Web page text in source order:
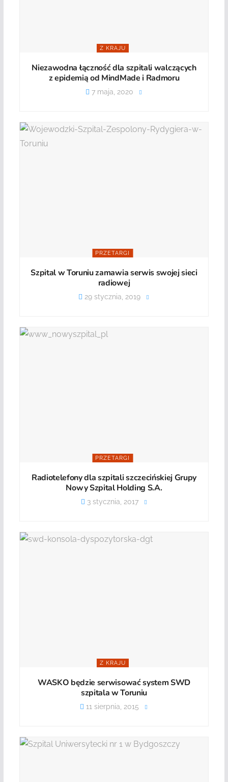
Z KRAJU
Niezawodna łączność dla szpitali walczących
z epidemią od MindMade i Radmoru
7 maja, 2020
PRZETARGI
Szpital w Toruniu zamawia serwis swojej sieci
radiowej
29 stycznia, 2019
PRZETARGI
Radiotelefony dla szpitali szczecińskiej Grupy
Nowy Szpital Holding S.A.
3 stycznia, 2017
Z KRAJU
WASKO będzie serwisować system SWD
szpitala w Toruniu
11 sierpnia, 2015